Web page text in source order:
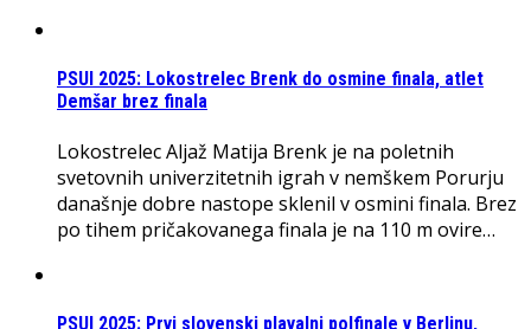
PSUI 2025: Lokostrelec Brenk do osmine finala, atlet
Demšar brez finala
Lokostrelec Aljaž Matija Brenk je na poletnih
svetovnih univerzitetnih igrah v nemškem Porurju
današnje dobre nastope sklenil v osmini finala. Brez
po tihem pričakovanega finala je na 110 m ovire…
PSUI 2025: Prvi slovenski plavalni polfinale v Berlinu,